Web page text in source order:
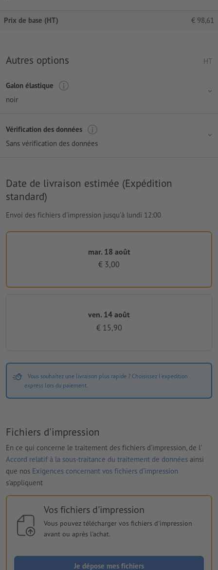
Prix de base (HT) € 98,61
Autres options HT
Galon élastique
noir
Vérification des données
Sans vérification des données
Date de livraison estimée (Expédition
standard)
Envoi des fichiers d'impression jusqu'à lundi 12:00
mar. 18 août
€ 3,00
ven. 14 août
€ 15,90
Vous souhaitez une livraison plus rapide ? Choisissez l'expédition
express lors du paiement.
Fichiers d'impression
En ce qui concerne le traitement des fichiers d'impression, de l'
Accord relatif à la sous-traitance du traitement de données ainsi
que nos Exigences concernant vos fichiers d'impression
s'appliquent
Vos fichiers d'impression
Vous pouvez télécharger vos fichiers d'impression
avant ou après l'achat.
Je dépose mes fichiers